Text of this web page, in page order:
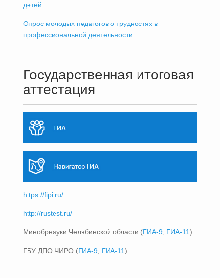
детей
Опрос молодых педагогов о трудностях в
профессиональной деятельности
Государственная итоговая
аттестация
https://fipi.ru/
http://rustest.ru/
Минобрнауки Челябинской области (ГИА-9 ГИА-11)
ГБУ ДПО ЧИРО (ГИА-9 ГИА-11)